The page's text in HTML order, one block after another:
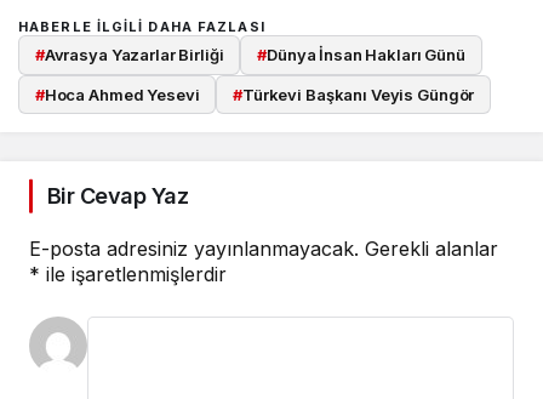
HABERLE ILGILI DAHA FAZLASI
#Avrasya Yazarlar Birliği #Dünya İnsan Hakları Günü
#Hoca Ahmed Yesevi #Türkevi Başkanı Veyis Güngör
Bir Cevap Yaz
E-posta adresiniz yayınlanmayacak. Gerekli alanlar
* ile işaretlenmişlerdir